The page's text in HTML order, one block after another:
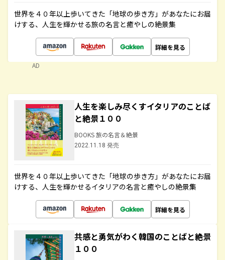
世界を４０年以上歩いてきた「地球の歩き方」があなたにお届
けする、人生を輝かせる旅の名言と癒やしの絶景集
詳細を見る
AD
人生を楽しみ尽くすイタリアのことば
と絶景１００
BOOKS 旅の名言＆絶景
2022.11.18 発売
世界を４０年以上歩いてきた「地球の歩き方」があなたにお届
けする、人生を輝かせるイタリアの名言と癒やしの絶景集
詳細を見る
共感と勇気がわく韓国のことばと絶景
１００